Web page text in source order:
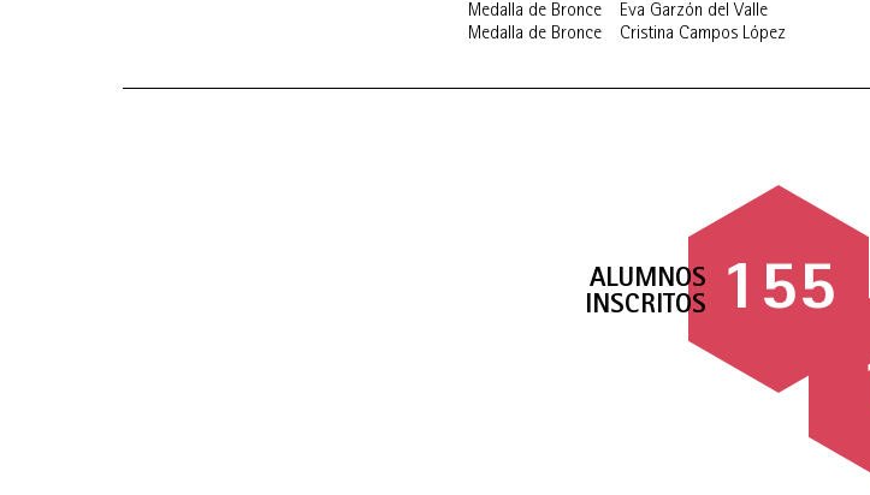
Medalla de Bronce
Eva Garzón del Valle
Medalla de Bronce
Cristina Campos López
155
ALUMNOS
INSCRITOS